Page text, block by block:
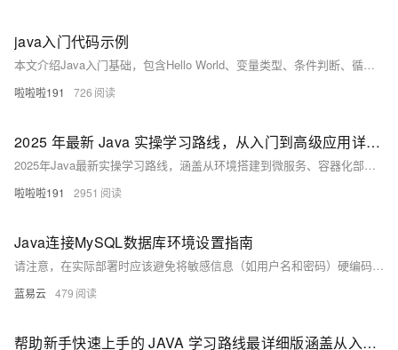
java入门代码示例
本文介绍Java入门基础，包含Hello World、变量类型、条件判断、循环及方法定义等核心语法示例，帮助初学者快速掌握Java编程基本结构与逻辑。
啦啦啦191 726
2025 年最新 Java 实操学习路线，从入门到高级应用详细指南
2025年Java最新实操学习路线，涵盖从环境搭建到微服务、容器化部署的全流程实战内容，助你掌握Java 21核心特性、Spring Boot 3.2开发、云原生与微服务架构，提升企业级项目开发能力，适合从入门到高级应用的学习需求。
啦啦啦191 2951
Java连接MySQL数据库环境设置指南
请注意，在实际部署时应该避免将敏感信息（如用户名和密码）硬编码在源码文件里面；应该使用配置文件或者环境变量等更为安全可靠地方式管理这些信息。此外，在处理大量数据时考虑使用PreparedStatement而不是Statement可以提高性能并防止SQL注入攻击；同时也要注意正确处理异常情况，并且确保所有打开过得资源都被正确关闭释放掉以防止内存泄漏等问题发生。
蓝易云 479
帮助新手快速上手的 JAVA 学习路线最详细版涵盖从入门到进阶的 JAVA 学习路线